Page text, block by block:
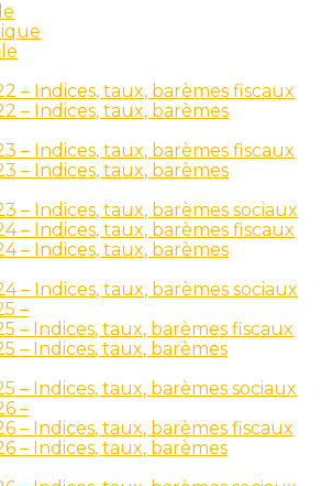
– Indices, taux, barèmes fiscaux
– Indices, taux, barèmes
– Indices, taux, barèmes fiscaux
– Indices, taux, barèmes
– Indices, taux, barèmes sociaux
– Indices, taux, barèmes fiscaux
– Indices, taux, barèmes
– Indices, taux, barèmes sociaux
–
– Indices, taux, barèmes fiscaux
– Indices, taux, barèmes
– Indices, taux, barèmes sociaux
–
– Indices, taux, barèmes fiscaux
– Indices, taux, barèmes